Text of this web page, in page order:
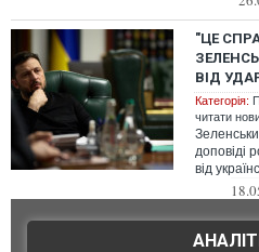
"ЦЕ
ВІД
Категорія:
читати
доповіді
від